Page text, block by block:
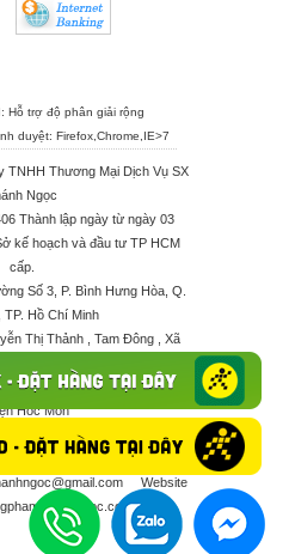
Hỗ trợ độ phân giải rộng
duyệt: Firefox,Chrome,IE>7
TNHH Thương Mại Dịch Vụ SX
Ngọc
Thành lập ngày từ ngày 03
kế hoạch và đầu tư TP HCM
cấp.
Số 3, P. Bình Hưng Hòa, Q.
TP. Hồ Chí Minh
Thị Thảnh , Tam Đông , Xã
Đông 1 , Xã Thới Tam Thôn ,
Hóc Môn
- 0909 682 189 - 082 7158
17 - 0961 208 617
Website